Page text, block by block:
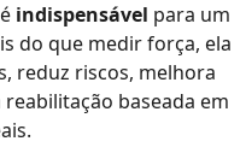
indispensável para um
do que medir força, ela
reduz riscos, melhora
baseada em